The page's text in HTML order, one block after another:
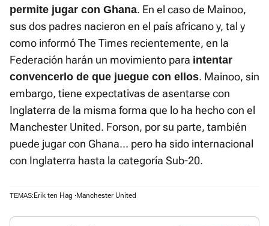
permite jugar con Ghana. En el caso de Mainoo,
sus dos padres nacieron en el país africano y, tal y
como informó The Times recientemente, en la
Federación harán un movimiento para intentar
convencerlo de que juegue con ellos. Mainoo, sin
embargo, tiene expectativas de asentarse con
Inglaterra de la misma forma que lo ha hecho con el
Manchester United. Forson, por su parte, también
puede jugar con Ghana... pero ha sido internacional
con Inglaterra hasta la categoría Sub-20.
TEMAS: Erik ten Hag Manchester United